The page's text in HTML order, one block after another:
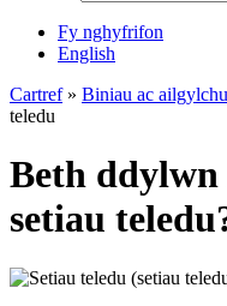
Fy nghyfrifon
English
Cartref» Biniau ac ailgylchu
teledu
Beth ddylwn
setiau